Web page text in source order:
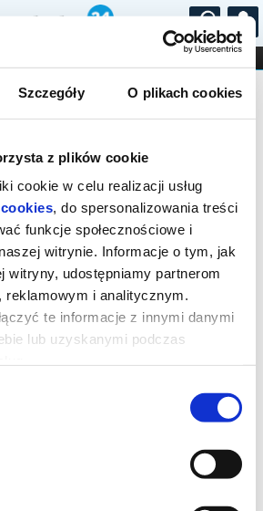
Szczegóły O plikach cookies
z plików cookie
cookie w celu realizacji usług
, do spersonalizowania treści
funkcje społecznościowe i
witrynie. Informacje o tym, jak
witryny, udostępniamy partnerom
reklamowym i analitycznym.
te informacje z innymi danymi
lub uzyskanymi podczas
...
OPERA I BALET
STAND-UP